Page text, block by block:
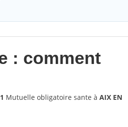
: comment
Mutuelle obligatoire sante à AIX EN